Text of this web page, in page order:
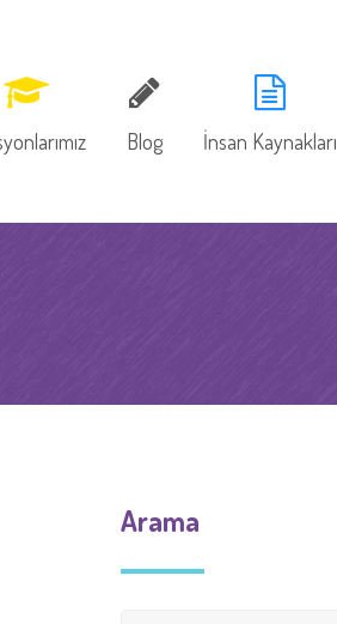
Blog İnsan Kaynakları
Arama